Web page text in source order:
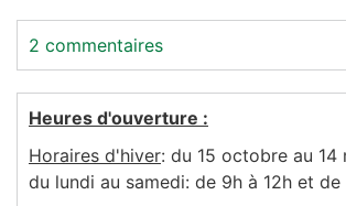
2 commentaires
Heures d'ouverture :
Horaires d'hiver: du 15 octobre au 14
du lundi au samedi: de 9h à 12h et de